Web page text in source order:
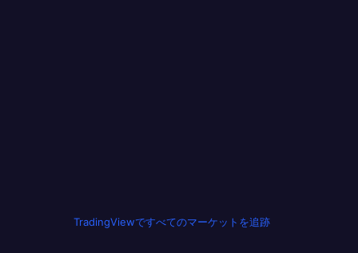
TradingViewですべてのマーケットを追跡